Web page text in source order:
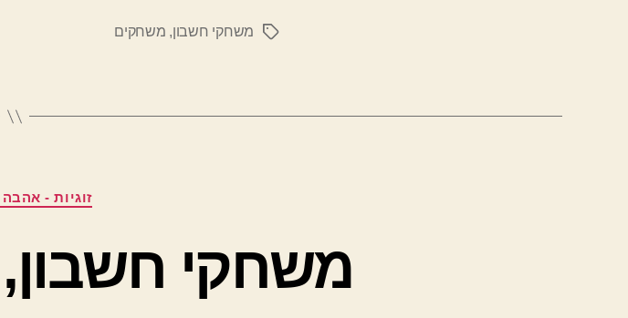
תגיותמשחקי חשבון, משחקים
זוגיות -
משחקי